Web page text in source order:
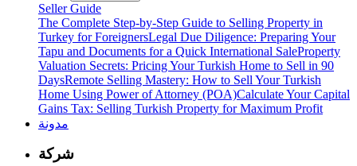
Seller Guide
The Complete Step-by-Step Guide to Selling Property in
Turkey for ForeignersLegal Due Diligence: Preparing Your
Tapu and Documents for a Quick International SaleProperty
Valuation Secrets: Pricing Your Turkish Home to Sell in 90
DaysRemote Selling Mastery: How to Sell Your Turkish
Home Using Power of Attorney (POA)Calculate Your Capital
Gains Tax: Selling Turkish Property for Maximum Profit
مدونة
شركة